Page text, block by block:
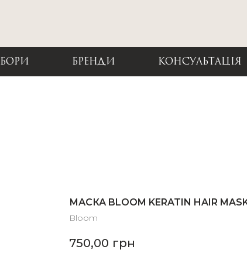
БРЕНДИ КОНСУЛЬТАЦІЯ
МАСКА BLOOM KERATIN HAIR
Bloom
750,00 грн